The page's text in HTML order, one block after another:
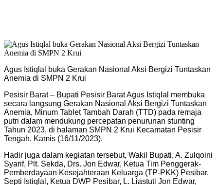
Agus Istiqlal buka Gerakan Nasional Aksi Bergizi Tuntaskan
Anemia di SMPN 2 Krui
Pesisir Barat – Bupati Pesisir Barat Agus Istiqlal membuka
secara langsung Gerakan Nasional Aksi Bergizi Tuntaskan
Anemia, Minum Tablet Tambah Darah (TTD) pada remaja
putri dalam mendukung percepatan penurunan stunting
Tahun 2023, di halaman SMPN 2 Krui Kecamatan Pesisir
Tengah, Kamis (16/11/2023).
Hadir juga dalam kegiatan tersebut, Wakil Bupati, A. Zulqoini
Syarif, Plt. Sekda, Drs. Jon Edwar, Ketua Tim Penggerak-
Pemberdayaan Kesejahteraan Keluarga (TP-PKK) Pesibar,
Septi Istiqlal, Ketua DWP Pesibar, L. Liastuti Jon Edwar,